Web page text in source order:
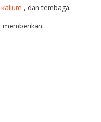
kalium , dan tembaga.
memberikan: